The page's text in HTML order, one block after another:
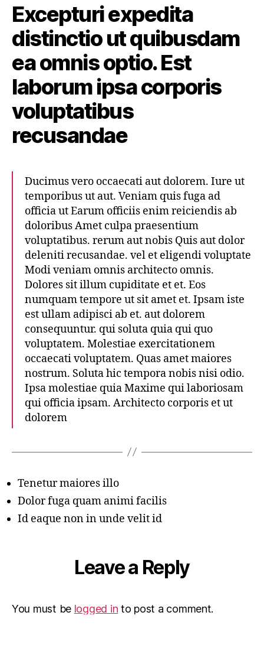
Excepturi expedita
distinctio ut quibusdam
ea omnis optio. Est
laborum ipsa corporis
voluptatibus
recusandae
Ducimus vero occaecati aut dolorem. Iure ut
temporibus ut aut. Veniam quis fuga ad
officia ut Earum officiis enim reiciendis ab
doloribus Amet culpa praesentium
voluptatibus. rerum aut nobis Quis aut dolor
deleniti recusandae. vel et eligendi voluptate
Modi veniam omnis architecto omnis.
Dolores sit illum cupiditate et et. Eos
numquam tempore ut sit amet et. Ipsam iste
est ullam adipisci ab et. aut dolorem
consequuntur. qui soluta quia qui quo
voluptatem. Molestiae exercitationem
occaecati voluptatem. Quas amet maiores
nostrum. Soluta hic tempora nobis nisi odio.
Ipsa molestiae quia Maxime qui laboriosam
qui officia ipsam. Architecto corporis et ut
dolorem
Tenetur maiores illo
Dolor fuga quam animi facilis
Id eaque non in unde velit id
Leave a Reply
You must be logged in to post a comment.